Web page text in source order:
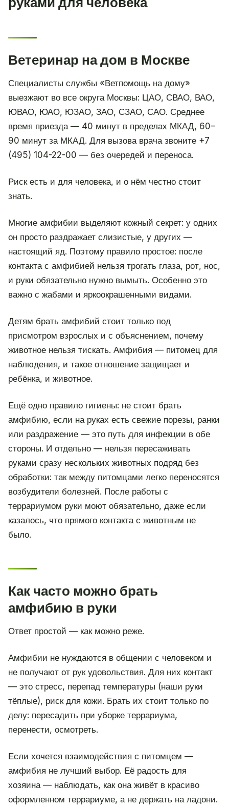
Ветеринар на дом в Москве
Специалисты службы «Ветпомощь на дому»
выезжают во все округа Москвы: ЦАО, СВАО, ВАО,
ЮВАО, ЮАО, ЮЗАО, ЗАО, СЗАО, САО. Среднее
время приезда — 40 минут в пределах МКАД, 60–
90 минут за МКАД. Для вызова врача звоните +7
(495) 104-22-00 — без очередей и переноса.
Риск есть и для человека, и о нём честно стоит
знать.
Многие амфибии выделяют кожный секрет: у одних
он просто раздражает слизистые, у других —
настоящий яд. Поэтому правило простое: после
контакта с амфибией нельзя трогать глаза, рот, нос,
и руки обязательно нужно вымыть. Особенно это
важно с жабами и яркоокрашенными видами.
Детям брать амфибий стоит только под
присмотром взрослых и с объяснением, почему
животное нельзя тискать. Амфибия — питомец для
наблюдения, и такое отношение защищает и
ребёнка, и животное.
Ещё одно правило гигиены: не стоит брать
амфибию, если на руках есть свежие порезы, ранки
или раздражение — это путь для инфекции в обе
стороны. И отдельно — нельзя пересаживать
руками сразу нескольких животных подряд без
обработки: так между питомцами легко переносятся
возбудители болезней. После работы с
террариумом руки моют обязательно, даже если
казалось, что прямого контакта с животным не
было.
Как часто можно брать
амфибию в руки
Ответ простой — как можно реже.
Амфибии не нуждаются в общении с человеком и
не получают от рук удовольствия. Для них контакт
— это стресс, перепад температуры (наши руки
тёплые), риск для кожи. Брать их стоит только по
делу: пересадить при уборке террариума,
перенести, осмотреть.
Если хочется взаимодействия с питомцем —
амфибия не лучший выбор. Её радость для
хозяина — наблюдать, как она живёт в красиво
оформленном террариуме, а не держать на ладони.